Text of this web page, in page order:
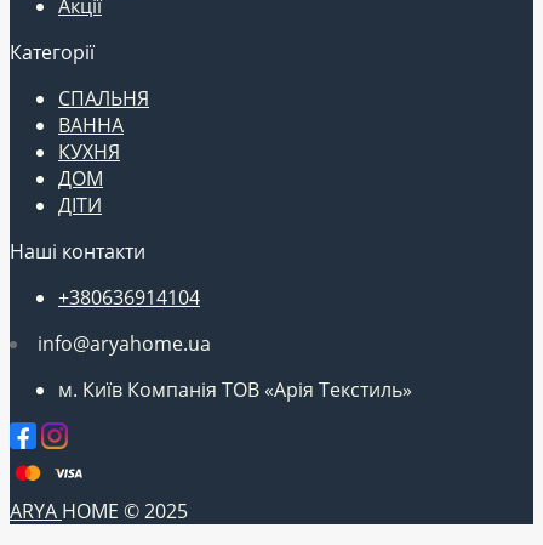
Акції
Категорії
СПАЛЬНЯ
ВАННА
КУХНЯ
ДОМ
ДІТИ
Наші контакти
+380636914104
info@aryahome.ua
м. Київ Компанія ТОВ «Арія Текстиль»
ARYA HOME © 2025